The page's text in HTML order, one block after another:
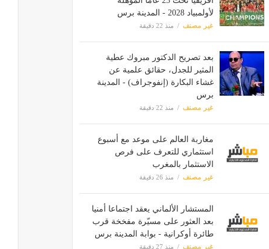
لأولمبياد 2028 - المدينة برس
غير مصنف منذ 22 دقيقة
بعد تصريح الدكتور مبروك عطية
المثير للجدل، حقائق علمية عن
غشاء البكارة (إنفوجراف) - المدينة
برس
غير مصنف منذ 22 دقيقة
مغاربة العالم على موعد مع أسبوع
استثماري للتعرف على فرص
الاستثمار بالمغرب
غير مصنف منذ 26 دقيقة
المستشار الألماني يعقد اجتماعا أمنيا
بعد العثور على مسيّرة مفخخة قرب
طائرة أوكرانية - بوابة المدينة برس
غير مصنف منذ 27 دقيقة